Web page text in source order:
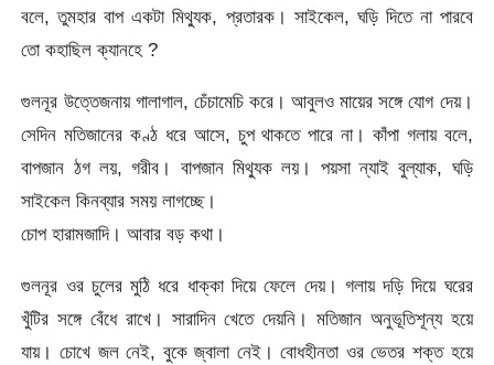
বলে, তুমহার বাপ একটা মিথ্যুক, প্রতারক। সাইকেল, ঘড়ি দিতে না পারবে
তো কহাছিল ক্যানহে ?
গুলনূর উত্তেজনায় গালাগাল, চেঁচামেচি করে। আবুলও মায়ের সঙ্গে যোগ দেয়।
সেদিন মতিজানের কণ্ঠ ধরে আসে, চুপ থাকতে পারে না। কাঁপা গলায় বলে,
বাপজান ঠগ লয়, গরীব। বাপজান মিথ্যুক লয়। পয়সা ন্যাই বুল্যাক, ঘড়ি
সাইকেল কিনব্যার সময় লাগচ্ছে।
চোপ হারামজাদি। আবার বড় কথা।
গুলনূর ওর চুলের মুঠি ধরে ধাক্কা দিয়ে ফেলে দেয়। গলায় দড়ি দিয়ে ঘরের
খুঁটির সঙ্গে বেঁধে রাখে। সারাদিন খেতে দেয়নি। মতিজান অনুভূতিশূন্য হয়ে
যায়। চোখে জল নেই, বুকে জ্বালা নেই। বোধহীনতা ওর ভেতর শক্ত হয়ে